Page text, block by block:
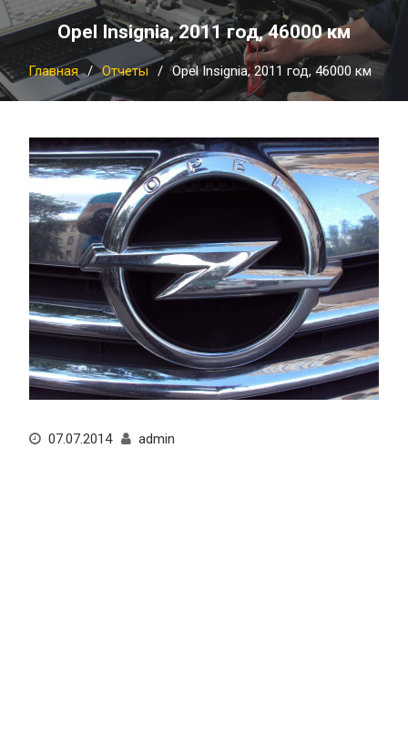
Opel Insignia, 2011 год, 46000 км
Главная Отчеты Opel Insignia, 2011 год, 46000 км
07.07.2014 admin